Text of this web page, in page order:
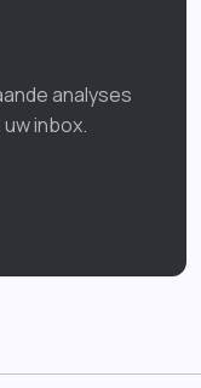
analyses
inbox.